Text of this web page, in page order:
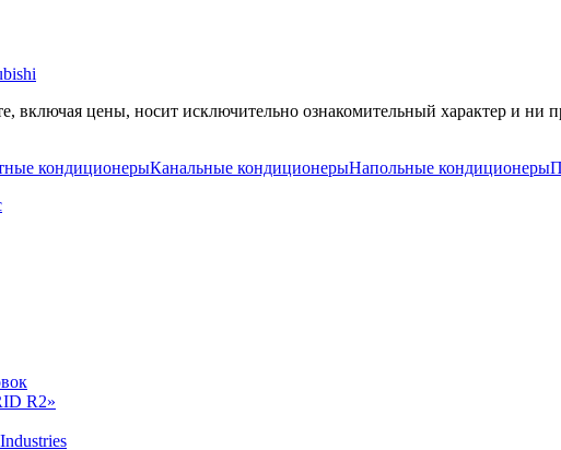
цены, носит исключительно ознакомительный характер и ни
кондиционерыКанальные кондиционерыНапольные кондиционеры
R2»